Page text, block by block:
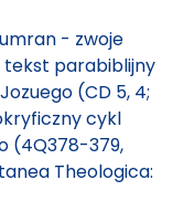
- zwoje
tekst parabiblijny
(CD 5, 4;
cykl
(4Q378-379,
Theologica: